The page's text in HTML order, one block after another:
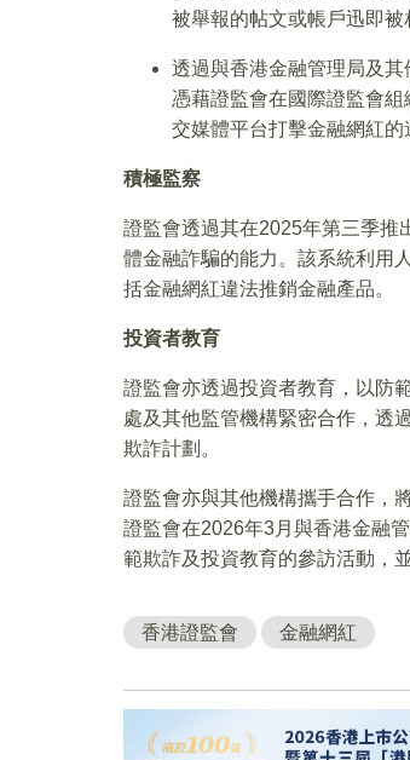
被舉報的帖文或帳戶迅即被
透過與香港金融管理局及
憑藉證監會在國際證監會
交媒體平台打擊金融網紅的
積極監察
證監會透過其在2025年第三季推
體金融詐騙的能力。該系統利用
括金融網紅違法推銷金融產品。
投資者教育
證監會亦透過投資者教育，以防
處及其他監管機構緊密合作，透
欺詐計劃。
證監會亦與其他機構攜手合作，
證監會在2026年3月與香港金融
範欺詐及投資教育的參訪活動，
香港證監會 金融網紅